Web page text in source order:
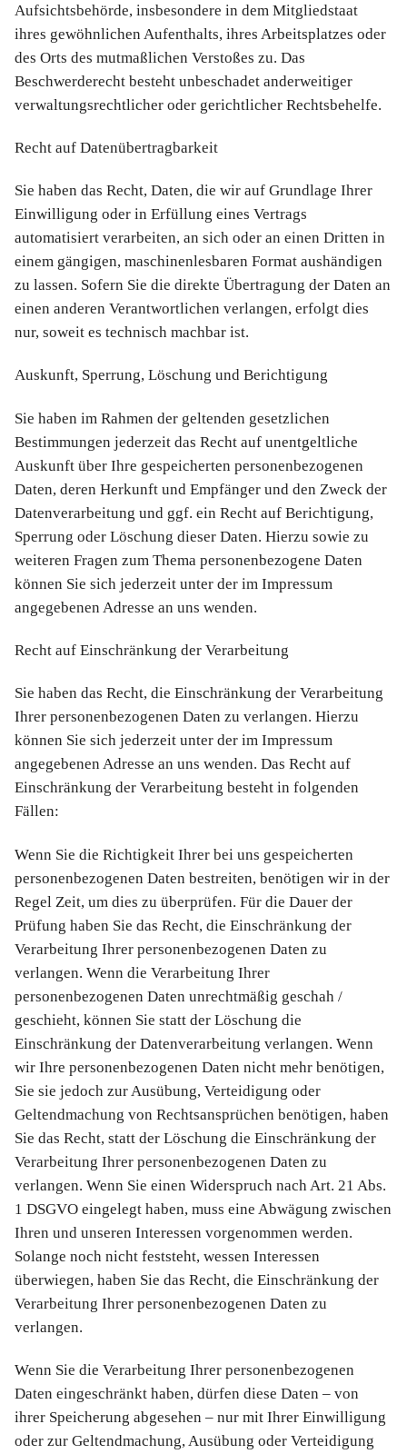
Aufsichtsbehörde, insbesondere in dem Mitgliedstaat
ihres gewöhnlichen Aufenthalts, ihres Arbeitsplatzes oder
des Orts des mutmaßlichen Verstoßes zu. Das
Beschwerderecht besteht unbeschadet anderweitiger
verwaltungsrechtlicher oder gerichtlicher Rechtsbehelfe.
Recht auf Datenübertragbarkeit
Sie haben das Recht, Daten, die wir auf Grundlage Ihrer
Einwilligung oder in Erfüllung eines Vertrags
automatisiert verarbeiten, an sich oder an einen Dritten in
einem gängigen, maschinenlesbaren Format aushändigen
zu lassen. Sofern Sie die direkte Übertragung der Daten an
einen anderen Verantwortlichen verlangen, erfolgt dies
nur, soweit es technisch machbar ist.
Auskunft, Sperrung, Löschung und Berichtigung
Sie haben im Rahmen der geltenden gesetzlichen
Bestimmungen jederzeit das Recht auf unentgeltliche
Auskunft über Ihre gespeicherten personenbezogenen
Daten, deren Herkunft und Empfänger und den Zweck der
Datenverarbeitung und ggf. ein Recht auf Berichtigung,
Sperrung oder Löschung dieser Daten. Hierzu sowie zu
weiteren Fragen zum Thema personenbezogene Daten
können Sie sich jederzeit unter der im Impressum
angegebenen Adresse an uns wenden.
Recht auf Einschränkung der Verarbeitung
Sie haben das Recht, die Einschränkung der Verarbeitung
Ihrer personenbezogenen Daten zu verlangen. Hierzu
können Sie sich jederzeit unter der im Impressum
angegebenen Adresse an uns wenden. Das Recht auf
Einschränkung der Verarbeitung besteht in folgenden
Fällen:
Wenn Sie die Richtigkeit Ihrer bei uns gespeicherten
personenbezogenen Daten bestreiten, benötigen wir in der
Regel Zeit, um dies zu überprüfen. Für die Dauer der
Prüfung haben Sie das Recht, die Einschränkung der
Verarbeitung Ihrer personenbezogenen Daten zu
verlangen. Wenn die Verarbeitung Ihrer
personenbezogenen Daten unrechtmäßig geschah /
geschieht, können Sie statt der Löschung die
Einschränkung der Datenverarbeitung verlangen. Wenn
wir Ihre personenbezogenen Daten nicht mehr benötigen,
Sie sie jedoch zur Ausübung, Verteidigung oder
Geltendmachung von Rechtsansprüchen benötigen, haben
Sie das Recht, statt der Löschung die Einschränkung der
Verarbeitung Ihrer personenbezogenen Daten zu
verlangen. Wenn Sie einen Widerspruch nach Art. 21 Abs.
1 DSGVO eingelegt haben, muss eine Abwägung zwischen
Ihren und unseren Interessen vorgenommen werden.
Solange noch nicht feststeht, wessen Interessen
überwiegen, haben Sie das Recht, die Einschränkung der
Verarbeitung Ihrer personenbezogenen Daten zu
verlangen.
Wenn Sie die Verarbeitung Ihrer personenbezogenen
Daten eingeschränkt haben, dürfen diese Daten – von
ihrer Speicherung abgesehen – nur mit Ihrer Einwilligung
oder zur Geltendmachung, Ausübung oder Verteidigung